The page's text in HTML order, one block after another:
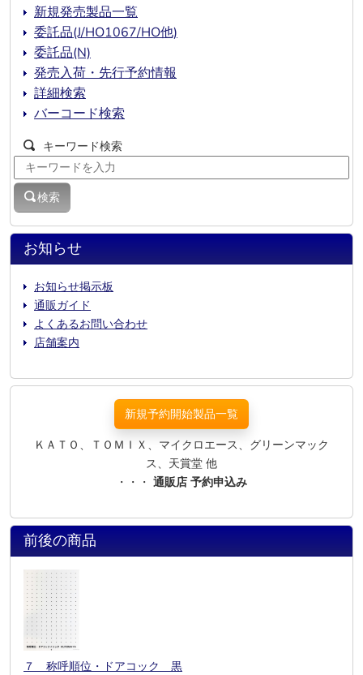
お知らせ
お知らせ掲示板
通販ガイド
よくあるお問い合わせ
店舗案内
新規発売製品一覧
委託品(J/HO1067/HO他)
委託品(N)
発売入荷・先行予約情報
詳細検索
バーコード検索
キーワード検索
検索
新規予約開始製品一覧
ＫＡＴＯ、ＴＯＭＩＸ、マイクロエース、グリーンマック
ス、天賞堂 他
・・・ 通販店 予約申込み
前後の商品
７ 称呼順位・ドアコック 黒